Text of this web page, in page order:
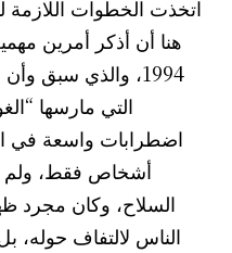
اتخذت الخطوات اللازمة
هنا أن أذكر أمرين
1994، والذي سبق
التي مارسها
اضطرابات واسعة في
أشخاص فقط، ولم
السلاح، وكان مجرد
الناس لالتفاف حوله،